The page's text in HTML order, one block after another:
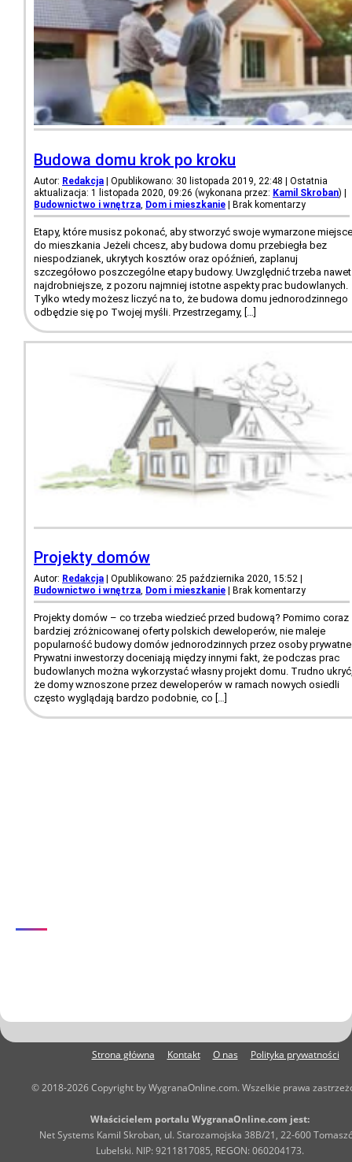
Budowa domu krok po kroku
Autor: Redakcja | Opublikowano: 30 listopada 2019, 22:48 | Ostatnia
aktualizacja: 1 listopada 2020, 09:26 (wykonana przez: Kamil Skroban) |
Budownictwo i wnętrza Dom i mieszkanie | Brak komentarzy
Etapy, które musisz pokonać, aby stworzyć swoje wymarzone miejsce
do mieszkania Jeżeli chcesz, aby budowa domu przebiegła bez
niespodzianek, ukrytych kosztów oraz opóźnień, zaplanuj
szczegółowo poszczególne etapy budowy. Uwzględnić trzeba nawet
najdrobniejsze, z pozoru najmniej istotne aspekty prac budowlanych.
Tylko wtedy możesz liczyć na to, że budowa domu jednorodzinnego
odbędzie się po Twojej myśli. Przestrzegamy, […]
Projekty domów
Autor: Redakcja | Opublikowano: 25 października 2020, 15:52
Budownictwo i wnętrza, Dom i mieszkanie Brak komentarzy
Projekty domów – co trzeba wiedzieć przed budową? Pomimo coraz
bardziej zróżnicowanej oferty polskich deweloperów, nie maleje
popularność budowy domów jednorodzinnych przez osoby
Prywatni inwestorzy doceniają między innymi fakt, że podczas prac
budowlanych można wykorzystać własny projekt domu. Trudno
że domy wznoszone przez deweloperów w ramach nowych osiedli
często wyglądają bardzo podobnie, co […]
Strona główna Kontakt O nas Polityka prywatności
© 2018-2026 Copyright by WygranaOnline.com. Wszelkie prawa
Właścicielem portalu WygranaOnline.com jest:
Net Systems Kamil Skroban, ul. Starozamojska 38B/21, 22-600
Lubelski. NIP: 9211817085, REGON: 060204173.